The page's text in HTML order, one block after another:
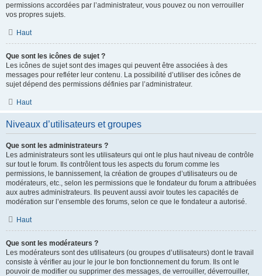
permissions accordées par l’administrateur, vous pouvez ou non verrouiller
vos propres sujets.
Haut
Que sont les icônes de sujet ?
Les icônes de sujet sont des images qui peuvent être associées à des
messages pour refléter leur contenu. La possibilité d’utiliser des icônes de
sujet dépend des permissions définies par l’administrateur.
Haut
Niveaux d’utilisateurs et groupes
Que sont les administrateurs ?
Les administrateurs sont les utilisateurs qui ont le plus haut niveau de contrôle
sur tout le forum. Ils contrôlent tous les aspects du forum comme les
permissions, le bannissement, la création de groupes d’utilisateurs ou de
modérateurs, etc., selon les permissions que le fondateur du forum a attribuées
aux autres administrateurs. Ils peuvent aussi avoir toutes les capacités de
modération sur l’ensemble des forums, selon ce que le fondateur a autorisé.
Haut
Que sont les modérateurs ?
Les modérateurs sont des utilisateurs (ou groupes d’utilisateurs) dont le travail
consiste à vérifier au jour le jour le bon fonctionnement du forum. Ils ont le
pouvoir de modifier ou supprimer des messages, de verrouiller, déverrouiller,